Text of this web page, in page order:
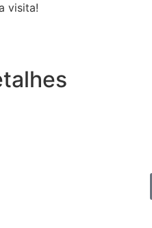
visita!